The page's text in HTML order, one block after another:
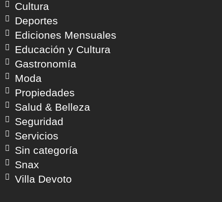
Cultura
Deportes
Ediciones Mensuales
Educación y Cultura
Gastronomía
Moda
Propiedades
Salud & Belleza
Seguridad
Servicios
Sin categoría
Snax
Villa Devoto